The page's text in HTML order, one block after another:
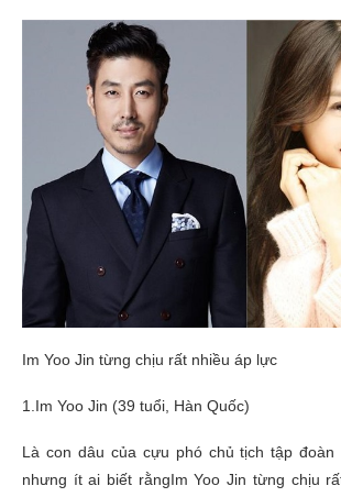
Im Yoo Jin từng chịu rất nhiều áp lực
1.Im Yoo Jin (39 tuổi, Hàn Quốc)
Là con dâu của cựu phó chủ tịch tập đoàn
nhưng ít ai biết rằngIm Yoo Jin từng chịu